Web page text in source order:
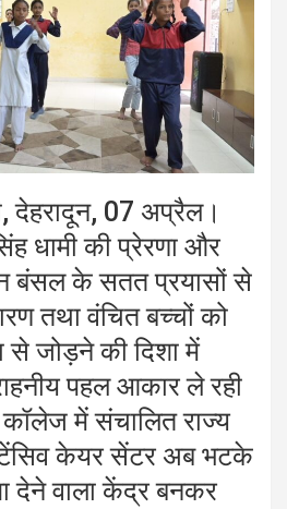
देहरादून, 07 अप्रैल।
धामी की प्रेरणा और
बंसल के सतत प्रयासों से
तथा वंचित बच्चों को
से जोड़ने की दिशा में
पहल आकार ले रही
में संचालित राज्य
केयर सेंटर अब भटके
देने वाला केंद्र बनकर